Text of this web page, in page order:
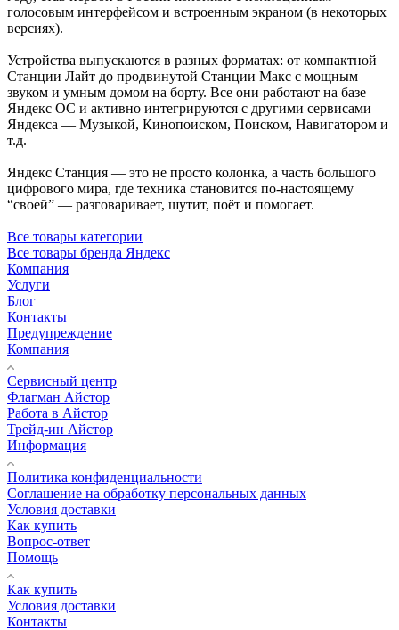
голосовым интерфейсом и встроенным экраном (в некоторых
версиях).
Устройства выпускаются в разных форматах: от компактной
Станции Лайт до продвинутой Станции Макс с мощным
звуком и умным домом на борту. Все они работают на базе
Яндекс ОС и активно интегрируются с другими сервисами
Яндекса — Музыкой, Кинопоиском, Поиском, Навигатором и
т.д.
Яндекс Станция — это не просто колонка, а часть большого
цифрового мира, где техника становится по-настоящему
“своей” — разговаривает, шутит, поёт и помогает.
Все товары категории
Все товары бренда Яндекс
Компания
Услуги
Блог
Контакты
Предупреждение
Компания
Сервисный центр
Флагман Айстор
Работа в Айстор
Трейд-ин Айстор
Информация
Политика конфиденциальности
Соглашение на обработку персональных данных
Условия доставки
Как купить
Вопрос-ответ
Помощь
Как купить
Условия доставки
Контакты